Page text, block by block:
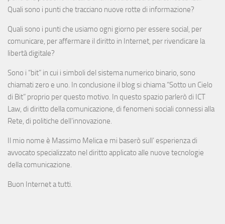
Quali sono i punti che tracciano nuove rotte di informazione?
Quali sono i punti che usiamo ogni giorno per essere social, per
comunicare, per affermare il diritto in Internet, per rivendicare la
libertà digitale?
Sono i “bit” in cui i simboli del sistema numerico binario, sono
chiamati zero e uno. In conclusione il blog si chiama “Sotto un Cielo
di Bit” proprio per questo motivo. In questo spazio parlerò di ICT
Law, di diritto della comunicazione, di fenomeni sociali connessi alla
Rete, di politiche dell’innovazione.
Il mio nome è Massimo Melica e mi baserò sull’ esperienza di
avvocato specializzato nel diritto applicato alle nuove tecnologie
della comunicazione.
Buon Internet a tutti.